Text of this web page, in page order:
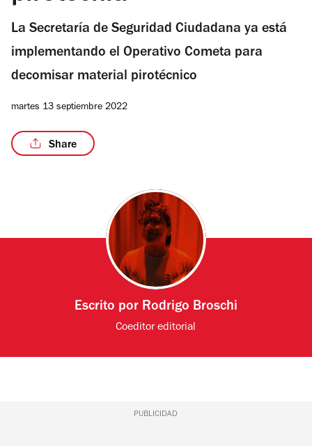
La Secretaría de Seguridad Ciudadana ya está
implementando el Operativo Cometa para
decomisar material pirotécnico
martes 13 septiembre 2022
Share
Escrito por Rodrigo Broschi
Coeditor editorial
PUBLICIDAD